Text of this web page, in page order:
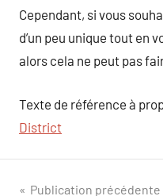
Cependant, si vous
d’un peu unique tout en
alors cela ne peut pas
Texte de référence à
District
Publication précédente